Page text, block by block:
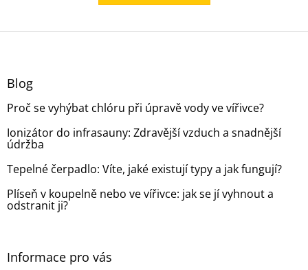
Z
Blog
Proč se vyhýbat chlóru při úpravě vody ve vířivce?
Ionizátor do infrasauny: Zdravější vzduch a snadnější
údržba
Tepelné čerpadlo: Víte, jaké existují typy a jak fungují?
Plíseň v koupelně nebo ve vířivce: jak se jí vyhnout a
odstranit ji?
Informace pro vás